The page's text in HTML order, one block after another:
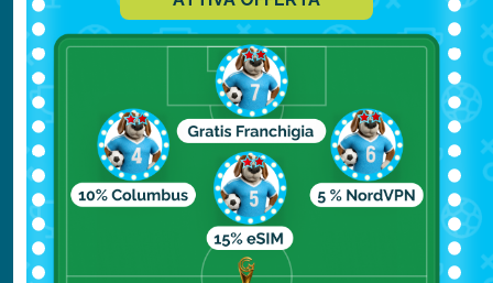
Alcazar de los Reyes Cristianos
Torre de la Calahorra
Calleja de las Flores
Sinagoga di Cordova
Museo della Corrida
Plaza de la Corredera
Palacio de Viana